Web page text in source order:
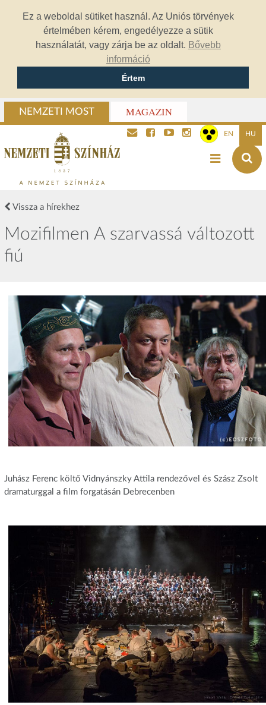
Ez a weboldal sütiket használ. Az Uniós törvények
értelmében kérem, engedélyezze a sütik
használatát, vagy zárja be az oldalt. Bővebb
információ
Értem
NEMZETI MOST MAGAZIN
EN HU
Vissza a hírekhez
Mozifilmen A szarvassá változott
fiú
Juhász Ferenc költő Vidnyánszky Attila rendezővel és Szász Zsolt
dramaturggal a film forgatásán Debrecenben